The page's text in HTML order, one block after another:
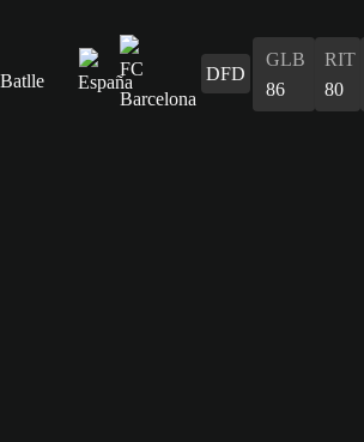
DFD
GLB
86
RIT
80